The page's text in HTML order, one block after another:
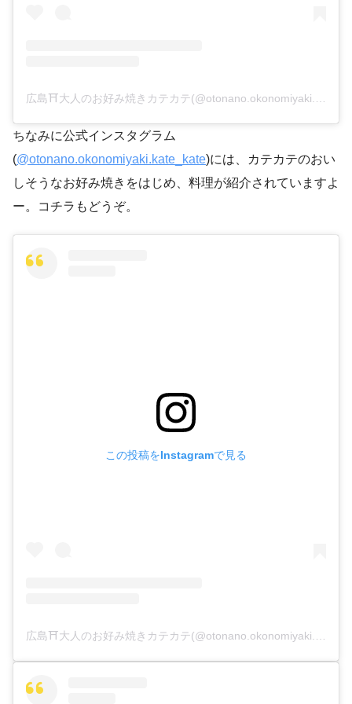
ちなみに公式インスタグラム
(@otonano.okonomiyaki.kate_kate)には、カテカテのおい
しそうなお好み焼きをはじめ、料理が紹介されていますよ
ー。コチラもどうぞ。
この投稿をInstagramで見る